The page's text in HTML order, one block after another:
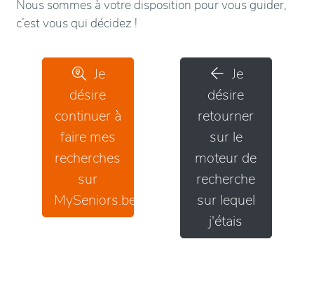
Nous sommes à votre disposition pour vous guider,
c’est vous qui décidez !
Je
désire
continuer à
faire mes
recherches
sur
MySeniors.be
Je
désire
retourner
sur le
moteur de
recherche
sur lequel
j'étais